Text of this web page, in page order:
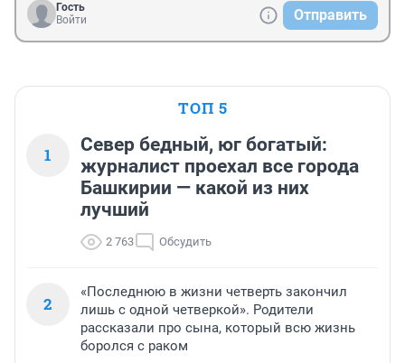
Гость
Войти
Отправить
ТОП 5
1
Север бедный, юг богатый:
журналист проехал все города
Башкирии — какой из них
лучший
2 763 Обсудить
2
«Последнюю в жизни четверть закончил
лишь с одной четверкой». Родители
рассказали про сына, который всю жизнь
боролся с раком